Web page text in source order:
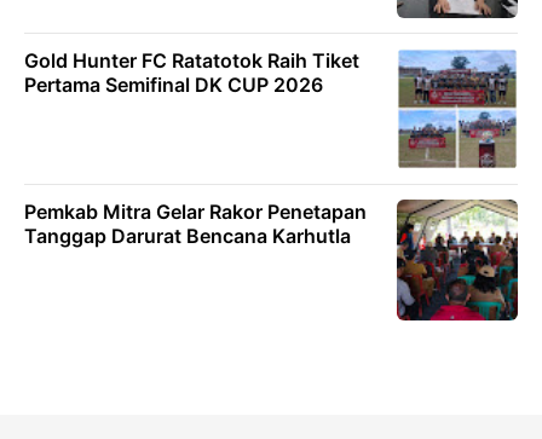
Gold Hunter FC Ratatotok Raih Tiket
Pertama Semifinal DK CUP 2026
Pemkab Mitra Gelar Rakor Penetapan
Tanggap Darurat Bencana Karhutla